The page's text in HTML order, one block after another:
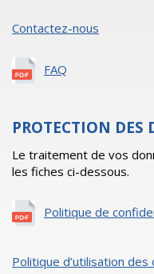
Contactez-nous
FAQ
PROTECTION DES
Le traitement de vos
les fiches ci-dessous.
Politique de
Politique d’utilisation des